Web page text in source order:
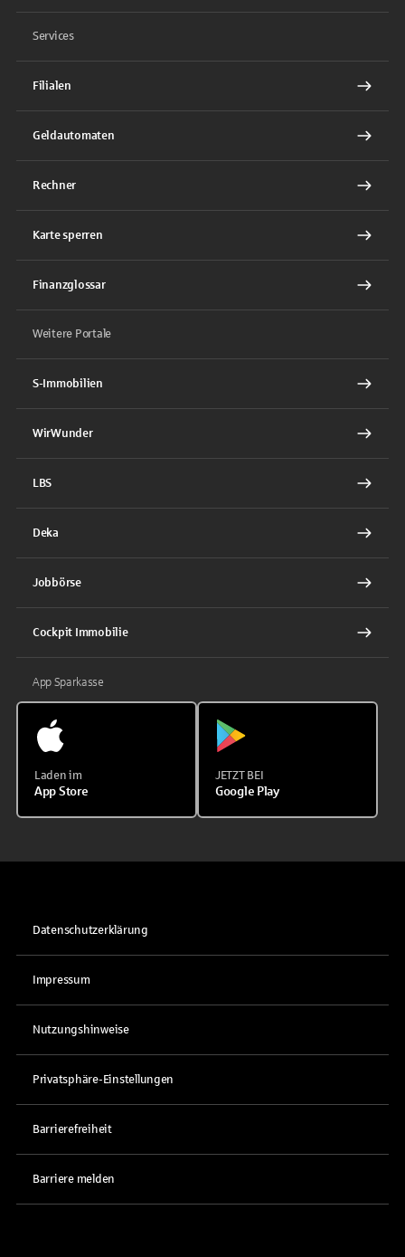
Services
Filialen
Geldautomaten
Rechner
Karte sperren
Finanzglossar
Weitere Portale
S-Immobilien
WirWunder
LBS
Deka
Jobbörse
Cockpit Immobilie
App Sparkasse
Laden im
App Store
JETZT BEI
Google Play
Datenschutzerklärung
Impressum
Nutzungshinweise
Privatsphäre-Einstellungen
Barrierefreiheit
Barriere melden